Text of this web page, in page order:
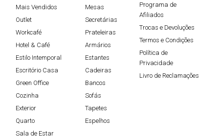
Mais Vendidos
Outlet
Workcafé
Hotel & Café
Estilo Intemporal
Escritório Casa
Green Office
Cozinha
Exterior
Quarto
Sala de Estar
Mesas
Secretárias
Prateleiras
Armários
Estantes
Cadeiras
Bancos
Sofás
Tapetes
Espelhos
Programa de
Afiliados
Trocas e Devoluções
Termos e Condições
Política de
Privacidade
Livro de Reclamações